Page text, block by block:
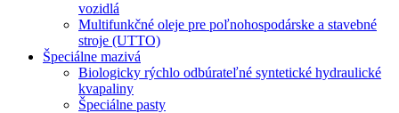
vozidlá
Multifunkčné oleje pre poľnohospodárske a stavebné
stroje (UTTO)
Špeciálne mazivá
Biologicky rýchlo odbúrateľné syntetické hydraulické
kvapaliny
Špeciálne pasty